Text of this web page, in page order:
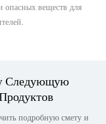
опасных веществ для
Следующую
подробную смету и